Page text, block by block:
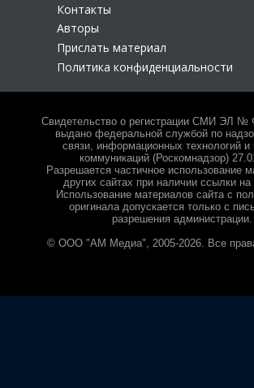
Контакты
Авторы
Прислать материал
Политика конфиденциальности
Свидетельство о регистрации СМИ ЭЛ №
выдано федеральной службой по
связи, информационных технологий и
коммуникаций (Роскомнадзор)
Разрешается частичное использование
других сайтах при наличии ссылки на
Использование материалов сайта с
оригинала допускается только с
разрешения администрации.
© ООО "АМ Медиа", 2005-2026. Все